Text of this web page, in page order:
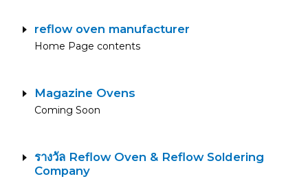
reflow oven manufacturer
Home Page contents
Magazine Ovens
Coming Soon
รางวัล Reflow Oven & Reflow Soldering
Company